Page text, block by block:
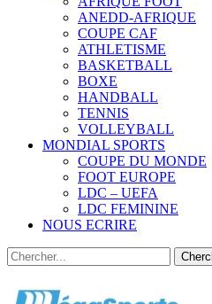
ANEDD-AFRIQUE
COUPE CAF
ATHLETISME
BASKETBALL
BOXE
HANDBALL
TENNIS
VOLLEYBALL
MONDIAL SPORTS
COUPE DU MONDE
FOOT EUROPE
LDC – UEFA
LDC FEMININE
NOUS ECRIRE